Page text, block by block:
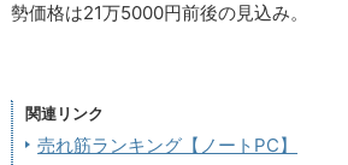
勢価格は21万5000円前後の見込み。
関連リンク
売れ筋ランキング【ノートPC】